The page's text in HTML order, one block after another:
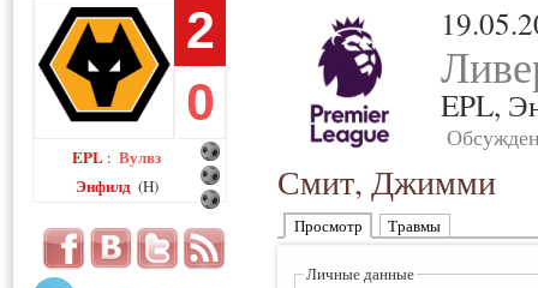
2
0
EPL : Вулвз
Энфилд (H)
EPL,
Смит, Джимми
Просмотр Травмы
Личные данные